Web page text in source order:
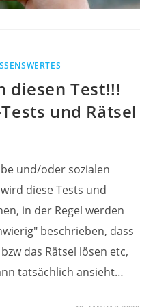
diesen Test!!!
und Rätsel
und/oder sozialen
diese Tests und
in der Regel werden
beschrieben, dass
das Rätsel lösen etc,
tatsächlich ansieht…